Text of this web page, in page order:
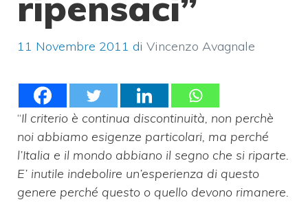
11 Novembre 2011 di Vincenzo Avagnale
“Il criterio è continua discontinuità, non perchè
noi abbiamo esigenze particolari, ma perché
l’Italia e il mondo abbiano il segno che si riparte.
E’ inutile indebolire un’esperienza di questo
genere perché questo o quello devono rimanere.